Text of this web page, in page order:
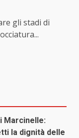
gli stadi di
Marcinelle:
la dignità delle